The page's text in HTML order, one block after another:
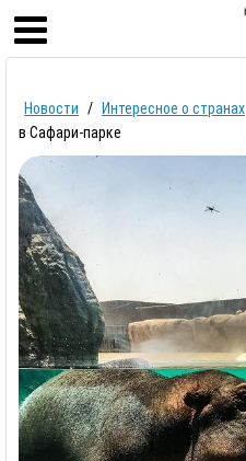
Круизы
Страны
Туры
Горящие туры
Туры в рассрочку
Отзывы
о компании
Новости / Интересное о странах
в Сафари-парке